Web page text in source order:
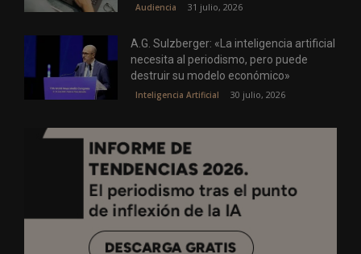
Audiencia 31 julio, 2026
A.G. Sulzberger: «La inteligencia artificial
necesita al periodismo, pero puede
destruir su modelo económico»
Inteligencia Artificial 30 julio, 2026